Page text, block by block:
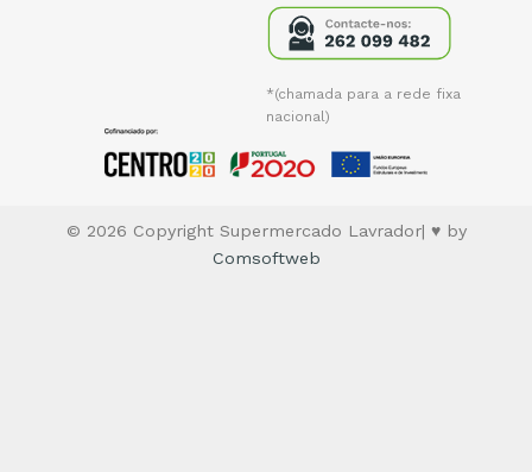
*(chamada para a rede fixa
nacional)
© 2026 Copyright Supermercado Lavrador| ♥ by
Comsoftweb